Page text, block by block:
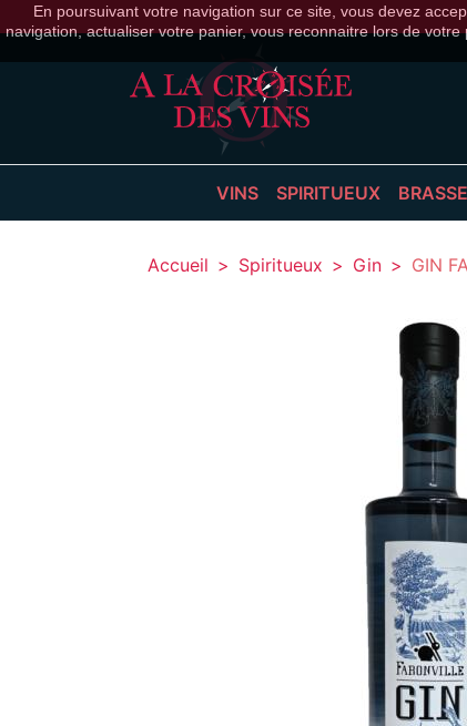
VINS
BULLES
SPIRITUEUX
COCKTAILS
EAUX DE VIE
RHUMS
TEQUILA &
WHISKY
Accueil Spiritueux Gin GIN
En poursuivant votre navigation sur ce site, vous devez
navigation, actualiser votre panier, vous reconnaitre lors de